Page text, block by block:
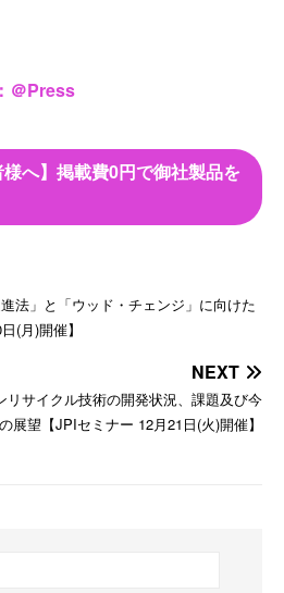
＠Press
様へ】掲載費0円で御社製品を
法」と「ウッド・チェンジ」に向けた
(月)開催】
NEXT
リサイクル技術の開発状況、課題及び今
展望【JPIセミナー 12月21日(火)開催】